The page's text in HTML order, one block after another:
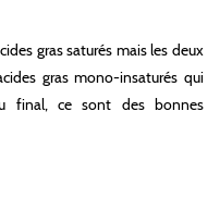
gras saturés mais les deux
gras mono-insaturés qui
ce sont des bonnes